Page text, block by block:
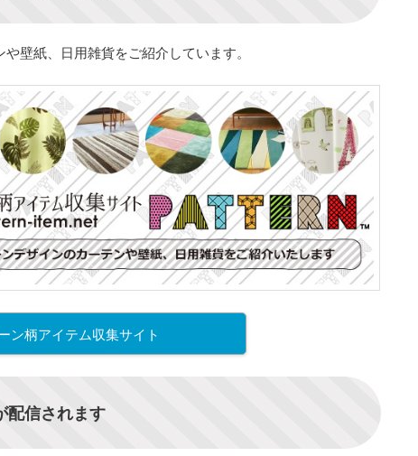
壁紙、日用雑貨をご紹介しています。
ン柄アイテム収集サイト
信されます